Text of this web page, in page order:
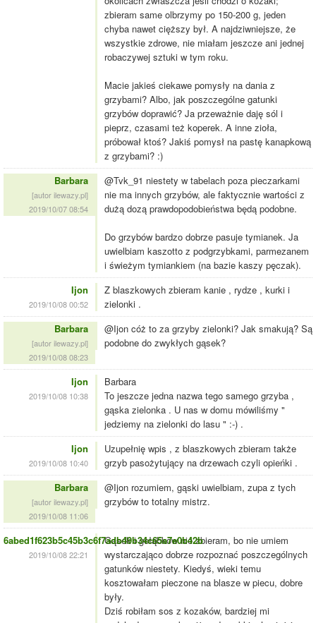
zbieram same olbrzymy po 150-200 g, jeden
chyba nawet cięższy był. A najdziwniejsze, że
wszystkie zdrowe, nie miałam jeszcze ani jednej
robaczywej sztuki w tym roku.
Macie jakieś ciekawe pomysły na dania z
grzybami? Albo, jak poszczególne gatunki
grzybów doprawić? Ja przeważnie daję sól i
pieprz, czasami też koperek. A inne zioła,
próbował ktoś? Jakiś pomysł na pastę kanapkową
z grzybami? :)
Barbara
[autor ilewazy.pl]
2019/10/07 08:54
@Tvk_91 niestety w tabelach poza pieczarkami
nie ma innych grzybów, ale faktycznie wartości z
dużą dozą prawdopodobieństwa będą podobne.
Do grzybów bardzo dobrze pasuje tymianek. Ja
uwielbiam kaszotto z podgrzybkami, parmezanem
i świeżym tymiankiem (na bazie kaszy pęczak).
Ijon
2019/10/08 00:52
Z blaszkowych zbieram kanie , rydze , kurki i
zielonki .
Barbara
[autor ilewazy.pl]
2019/10/08 08:23
@Ijon cóż to za grzyby zielonki? Jak smakują? Są
podobne do zwykłych gąsek?
Ijon
2019/10/08 10:38
Barbara
To jeszcze jedna nazwa tego samego grzyba ,
gąska zielonka . U nas w domu mówiliśmy "
jedziemy na zielonki do lasu " :-) .
Ijon
2019/10/08 10:40
Uzupełnię wpis , z blaszkowych zbieram także
grzyb pasożytujący na drzewach czyli opieńki .
Barbara
[autor ilewazy.pl]
2019/10/08 11:06
@Ijon rozumiem, gąski uwielbiam, zupa z tych
grzybów to totalny mistrz.
6abed1f623b5c45b3c6f7adb49b34c65a7e0b42b
2019/10/08 22:21
Gąsek i gołąbków nie zbieram, bo nie umiem
wystarczająco dobrze rozpoznać poszczególnych
gatunków niestety. Kiedyś, wieki temu
kosztowałam pieczone na blasze w piecu, dobre
były.
Dziś robiłam sos z kozaków, bardziej mi